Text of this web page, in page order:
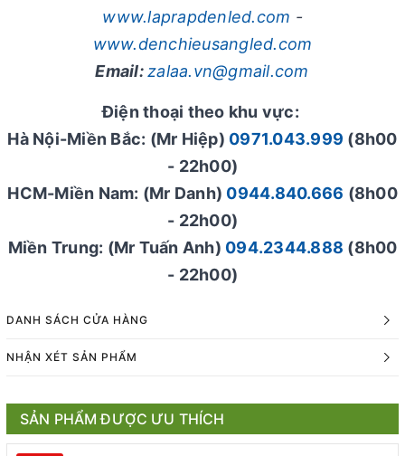
www.laprapdenled.com -
www.denchieusangled.com
Email:zalaa.vn@gmail.com
Điện thoại theo khu vực:
Hà Nội-Miền Bắc: (Mr Hiệp) 0971.043.999 (8h00
- 22h00)
HCM-Miền Nam: (Mr Danh) 0944.840.666 (8h00
- 22h00)
Miền Trung: (Mr Tuấn Anh) 094.2344.888 (8h00
- 22h00)
DANH SÁCH CỬA HÀNG
NHẬN XÉT SẢN PHẨM
SẢN PHẨM ĐƯỢC ƯU THÍCH